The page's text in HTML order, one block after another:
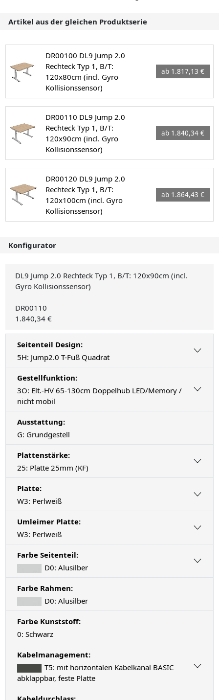
Artikel aus der gleichen Produktserie
DR00100 DL9 Jump 2.0
Rechteck Typ 1, B/T:
120x80cm (incl. Gyro
Kollisionssensor)
ab 1.817,13 €
DR00110 DL9 Jump 2.0
Rechteck Typ 1, B/T:
120x90cm (incl. Gyro
Kollisionssensor)
ab 1.840,34 €
DR00120 DL9 Jump 2.0
Rechteck Typ 1, B/T:
120x100cm (incl. Gyro
Kollisionssensor)
ab 1.864,43 €
Konfigurator
DL9 Jump 2.0 Rechteck Typ 1, B/T: 120x90cm (incl.
Gyro Kollisionssensor)
DR00110
1.840,34 €
Seitenteil Design:
5H: Jump2.0 T-Fuß Quadrat
Gestellfunktion:
3O: Elt.-HV 65-130cm Doppelhub LED/Memory /
nicht mobil
Ausstattung:
G: Grundgestell
Plattenstärke:
25: Platte 25mm (KF)
Platte:
W3: Perlweiß
Umleimer Platte:
W3: Perlweiß
Farbe Seitenteil:
D0: Alusilber
Farbe Rahmen:
D0: Alusilber
Farbe Kunststoff:
0: Schwarz
Kabelmanagement:
T5: mit horizontalen Kabelkanal BASIC
abklappbar, feste Platte